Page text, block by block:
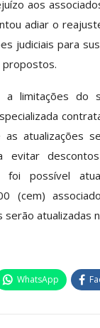
aos
adiar o
judiciais para
limitações do
as atualizações
evitar
foi possível
(cem)
serão atualizadas
WhatsApp